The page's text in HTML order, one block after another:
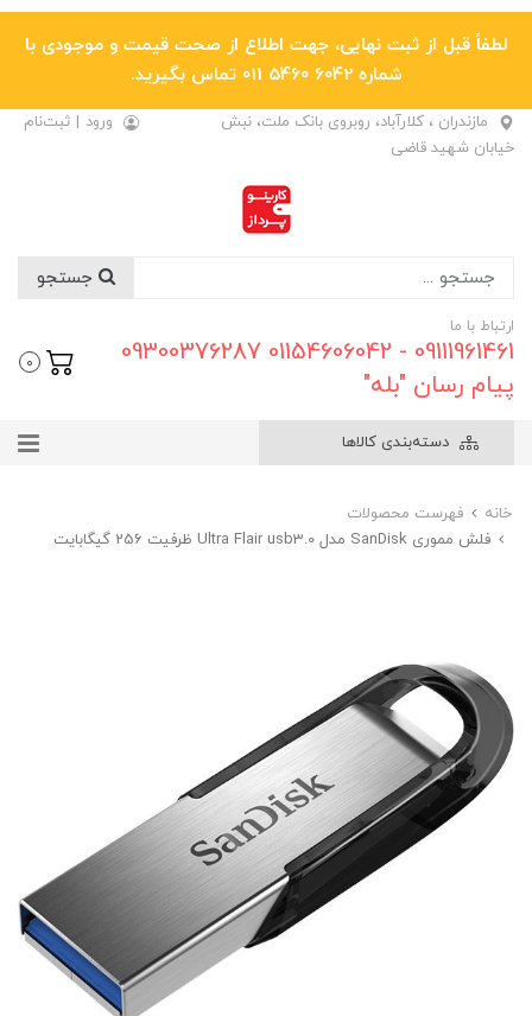
لطفاً قبل از ثبت نهایی، جهت اطلاع از صحت قیمت و موجودی با
شماره 6042 5460 011 تماس بگیرید.
مازندران ، کلارآباد، روبروی بانک ملت، نبش
خیابان شهید قاضی
ورود | ثبت‌نام
ارتباط با ما
09111961461 - 01154606042 09300376287
پیام رسان "بله"
0
دسته‌بندی کالاها
خانه
فهرست محصولات
فلش مموری SanDisk مدل Ultra Flair usb3.0 ظرفیت 256 گیگابایت